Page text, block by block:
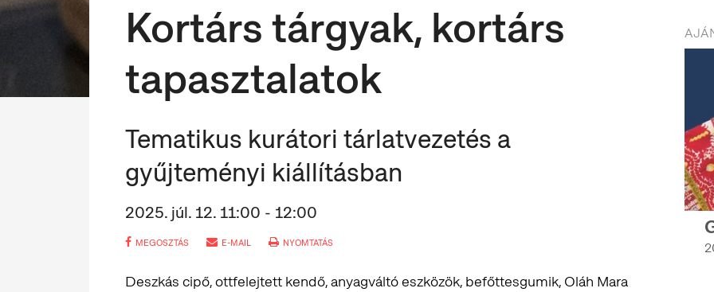
Kortárs tárgyak, kortárs
tapasztalatok
Tematikus kurátori tárlatvezetés a
gyűjteményi kiállításban
2025. júl. 12. 11:00 - 12:00
MEGOSZTÁS E-MAIL NYOMTATÁS
Deszkás cipő, ottfelejtett kendő, anyagváltó eszközök, befőttesgumik, Oláh Mara